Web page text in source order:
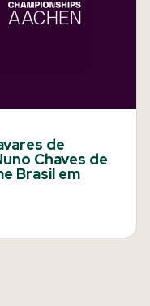
de
Chaves de
Brasil em